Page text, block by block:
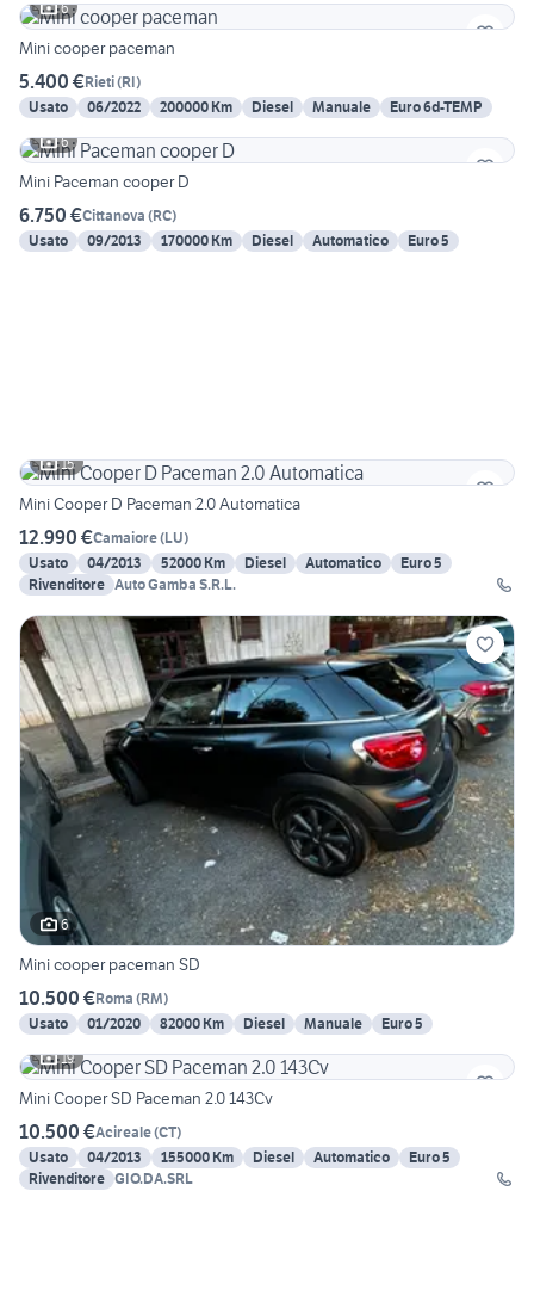
6
Mini cooper paceman
5.400 €Rieti(RI)
Usato
06/2022 200000 Km Diesel Manuale
Euro 6d-TEMP
6
Mini Paceman cooper D
6.750 €Cittanova (RC)
Usato
09/2013 170000 Km Diesel Automatico Euro 5
15
Mini Cooper D Paceman 2.0 Automatica
12.990 €Camaiore(LU)
Usato
04/2013 52000 Km Diesel Automatico
Euro 5
Rivenditore Auto Gamba S.R.L.
6
Mini cooper paceman SD
10.500 €Roma (RM)
Usato
01/2020 82000 Km Diesel Manuale
Euro 5
19
Mini Cooper SD Paceman 2.0 143Cv
10.500 €Acireale(CT)
Usato
04/2013 155000 Km Diesel Automatico
Euro 5
Rivenditore GIO.DA.SRL